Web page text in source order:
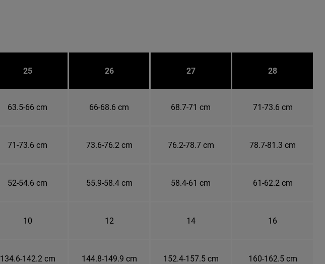
25 26 27 28
63.5-66 cm 66-68.6 cm 68.7-71 cm 71-73.6 cm
71-73.6 cm 73.6-76.2 cm 76.2-78.7 cm 78.7-81.3 cm
52-54.6 cm 55.9-58.4 cm 58.4-61 cm 61-62.2 cm
10 12 14 16
134.6-142.2 cm 144.8-149.9 cm 152.4-157.5 cm 160-162.5 cm